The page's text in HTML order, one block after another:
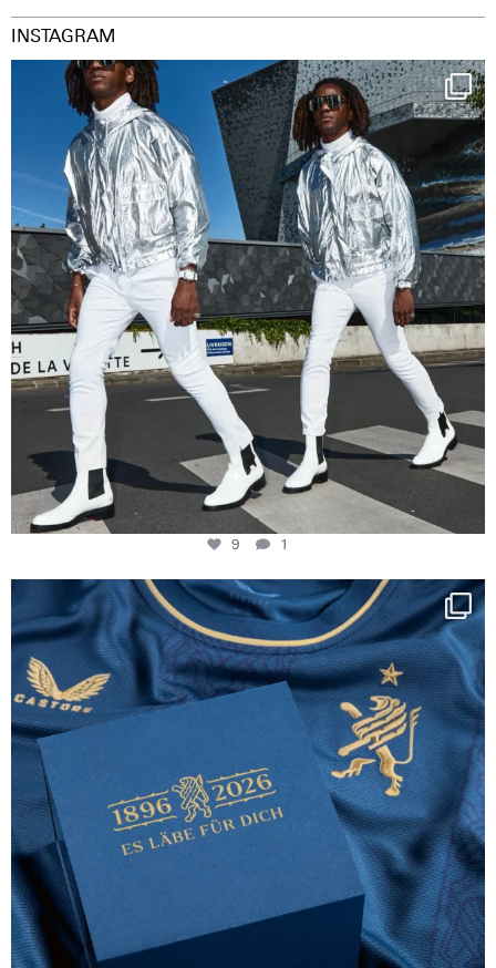
INSTAGRAM
Happy Streetparade everybody
Music in...
9
1
9 1
Happy Birthday FCZ
130 years filled ...
127
3